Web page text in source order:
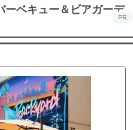
ベキュー＆ビアガーデ
PR